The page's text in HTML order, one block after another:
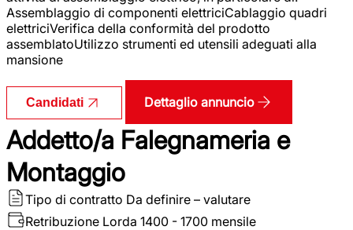
Assemblaggio di componenti elettriciCablaggio quadri
elettriciVerifica della conformità del prodotto
assemblatoUtilizzo strumenti ed utensili adeguati alla
mansione
Candidati Dettaglio annuncio
Addetto/a Falegnameria e
Montaggio
Tipo di contratto Da definire – valutare
Retribuzione Lorda 1400 - 1700 mensile